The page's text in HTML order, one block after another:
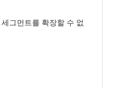
세그먼트를 확장할 수 없